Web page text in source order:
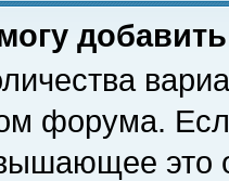
форума.
это